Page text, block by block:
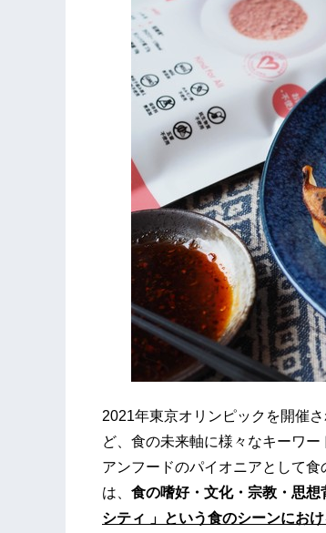
2021年東京オリンピックを開催
ど、食の未来軸に様々なキーワ
アンフードのパイオニアとして
は、 食の嗜好・文化・宗教・思
シティ 」という食のシーンにお